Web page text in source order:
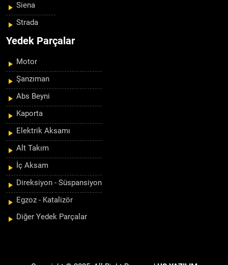
Siena
Strada
Yedek Parçalar
Motor
Şanzıman
Abs Beyni
Kaporta
Elektrik Aksamı
Alt Takım
İç Aksam
Direksiyon - Süspansiyon
Egzoz - Katalizör
Diğer Yedek Parçalar